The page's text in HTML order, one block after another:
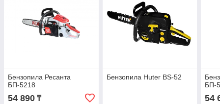
Бензопила Ресанта
БП-5218
54 890 ₸
Бензопила Huter BS-52
БП-
54